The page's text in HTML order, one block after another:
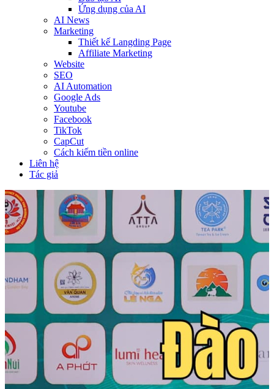
Ứng dụng của AI
AI News
Marketing
Thiết kế Langding Page
Affiliate Marketing
Website
SEO
AI Automation
Google Ads
Youtube
Facebook
TikTok
CapCut
Cách kiếm tiền online
Liên hệ
Tác giả